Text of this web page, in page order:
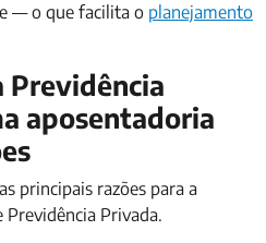
— o que facilita o planejamento
Previdência
aposentadoria
principais razões para a
Privada.